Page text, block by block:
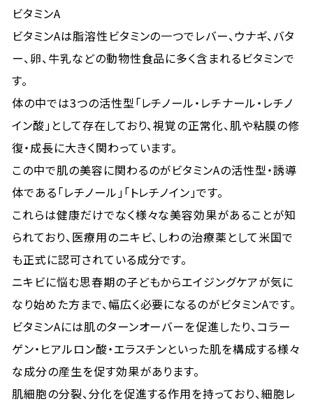
ビタミンA
ビタミンAは脂溶性ビタミンの一つでレバー、ウナギ、バタ
ー、卵、牛乳などの動物性食品に多く含まれるビタミンで
す。
体の中では3つの活性型「レチノール・レチナール・レチノ
イン酸」として存在しており、視覚の正常化、肌や粘膜の修
復・成長に大きく関わっています。
この中で肌の美容に関わるのがビタミンAの活性型・誘導
体である「レチノール」「トレチノイン」です。
これらは健康だけでなく様々な美容効果があることが知
られており、医療用のニキビ、しわの治療薬として米国で
も正式に認可されている成分です。
ニキビに悩む思春期の子どもからエイジングケアが気に
なり始めた方まで、幅広く必要になるのがビタミンAです。
ビタミンAには肌のターンオーバーを促進したり、コラー
ゲン・ヒアルロン酸・エラスチンといった肌を構成する様々
な成分の産生を促す効果があります。
肌細胞の分裂、分化を促進する作用を持っており、細胞レ